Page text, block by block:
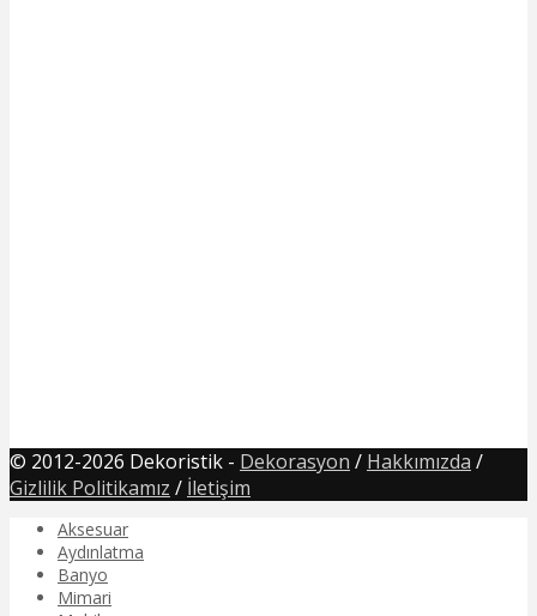
© 2012-2026 Dekoristik - Dekorasyon / Hakkımızda /
Gizlilik Politikamız / İletişim
Aksesuar
Aydınlatma
Banyo
Mimari